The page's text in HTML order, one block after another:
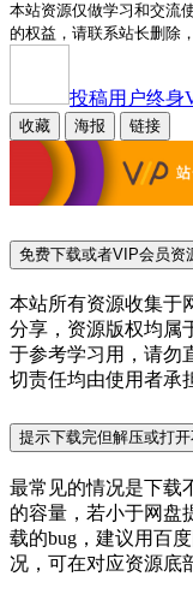
本站资源仅做学习和交流
的权益，请联系站长删除
投稿用户终身
收藏 海报 链接
免费下载或者VIP会员资
本站所有资源收集于
分享，资源版权均属
于参考学习用，请勿
切责任均由使用者承
提示下载完但解压或打开
最常见的情况是下载
的容量，若小于网盘
载的bug，建议用百
况，可在对应资源底